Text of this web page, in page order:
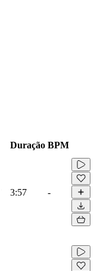
Duração BPM
3:57 -